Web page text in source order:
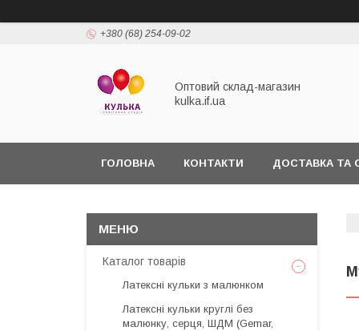
+380 (68) 254-09-02
Оптовий склад-магазин
kulka.if.ua
ГОЛОВНА КОНТАКТИ ДОСТАВКА ТА
Каталог товарів
Латексні кульки з малюнком
Латексні кульки круглі без
малюнку, серця, ШДМ (Gemar,